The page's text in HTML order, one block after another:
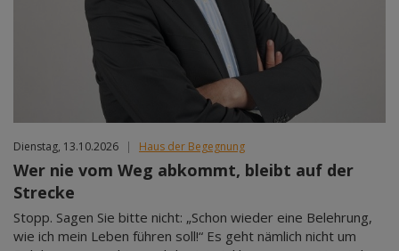
Dienstag, 13.10.2026 | Haus der Begegnung
Wer nie vom Weg abkommt, bleibt auf der
Strecke
Stopp. Sagen Sie bitte nicht: „Schon wieder eine Belehrung,
wie ich mein Leben führen soll!“ Es geht nämlich nicht um